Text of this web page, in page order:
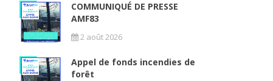
COMMUNIQUÉ DE PRESSE
AMF83
2 août 2026
Appel de fonds incendies de
forêt